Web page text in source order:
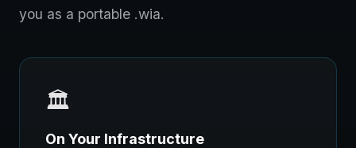
you as a portable .wia.
🏛️
On Your Infrastructure